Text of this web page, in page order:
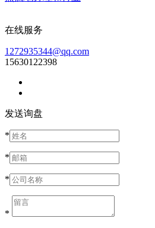
在线服务
1272935344@qq.com
15630122398
发送询盘
*
*
*
*